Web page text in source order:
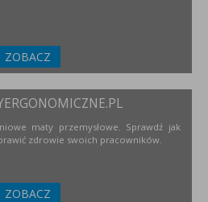
ZOBACZ
maty przemysłowe. Sprawdź jak
zdrowie swoich pracowników.
ZOBACZ